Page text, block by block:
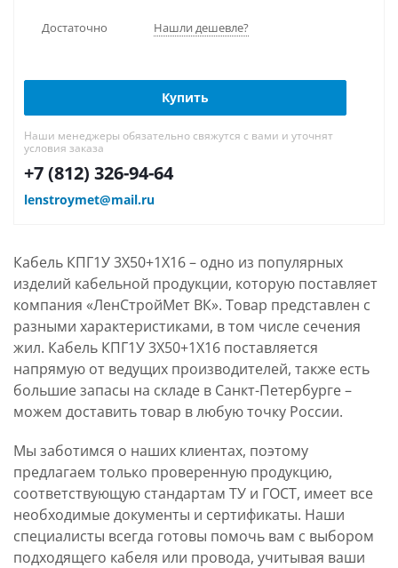
Достаточно Нашли дешевле?
Купить
Наши менеджеры обязательно свяжутся с вами и уточнят
условия заказа
+7 (812) 326-94-64
lenstroymet@mail.ru
Кабель КПГ1У 3Х50+1Х16 – одно из популярных
изделий кабельной продукции, которую поставляет
компания «ЛенСтройМет ВК». Товар представлен с
разными характеристиками, в том числе сечения
жил. Кабель КПГ1У 3Х50+1Х16 поставляется
напрямую от ведущих производителей, также есть
большие запасы на складе в Санкт-Петербурге –
можем доставить товар в любую точку России.
Мы заботимся о наших клиентах, поэтому
предлагаем только проверенную продукцию,
соответствующую стандартам ТУ и ГОСТ, имеет все
необходимые документы и сертификаты. Наши
специалисты всегда готовы помочь вам с выбором
подходящего кабеля или провода, учитывая ваши